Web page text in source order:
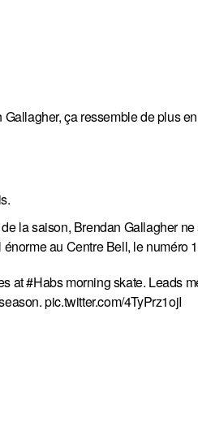
ça ressemble de plus
la saison, Brendan Gallagher
au Centre Bell, le numéro
at#Habsmorning skate. Leads
pic.twitter.com/4TyPrz1ojI